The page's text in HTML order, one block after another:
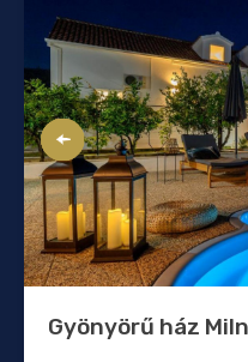
Gyönyörű ház